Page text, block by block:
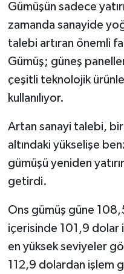
Gümüşün sadece
zamanda sanayide
talebi artıran önemli
Gümüş; güneş
çeşitli teknolojik
kullanılıyor.
Artan sanayi talebi,
altındaki yükselişe
gümüşü yeniden
getirdi.
Ons gümüş güne
içerisinde 101,9 dolar
en yüksek seviyeler
112,9 dolardan işlem